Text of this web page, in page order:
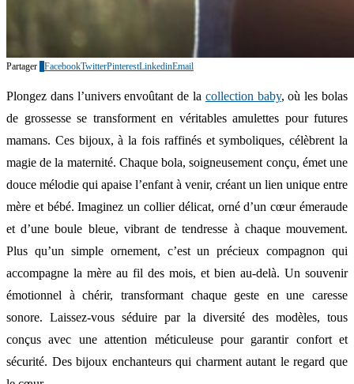
Partager FacebookTwitterPinterestLinkedinEmail
Plongez dans l’univers envoûtant de la collection baby, où les bolas
de grossesse se transforment en véritables amulettes pour futures
mamans. Ces bijoux, à la fois raffinés et symboliques, célèbrent la
magie de la maternité. Chaque bola, soigneusement conçu, émet une
douce mélodie qui apaise l’enfant à venir, créant un lien unique entre
mère et bébé. Imaginez un collier délicat, orné d’un cœur émeraude
et d’une boule bleue, vibrant de tendresse à chaque mouvement.
Plus qu’un simple ornement, c’est un précieux compagnon qui
accompagne la mère au fil des mois, et bien au-delà. Un souvenir
émotionnel à chérir, transformant chaque geste en une caresse
sonore. Laissez-vous séduire par la diversité des modèles, tous
conçus avec une attention méticuleuse pour garantir confort et
sécurité. Des bijoux enchanteurs qui charment autant le regard que